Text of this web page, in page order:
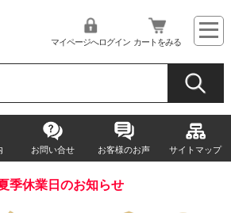
マイページへログイン カートをみる
お問い合せ お客様のお声 サイトマップ
季休業日のお知らせ